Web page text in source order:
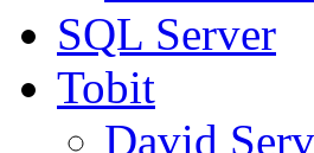
SQL Server
Tobit
David